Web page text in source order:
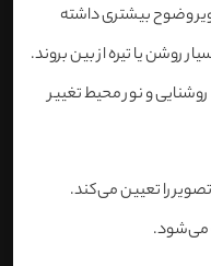
وضوح بیشتری داشته
روشن یا تیره از بین بروند.
و نور محیط تغییر
را تعیین می‌کند.
می‌شود.